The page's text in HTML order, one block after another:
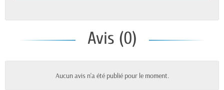
Avis (0)
Aucun avis n'a été publié pour le moment.